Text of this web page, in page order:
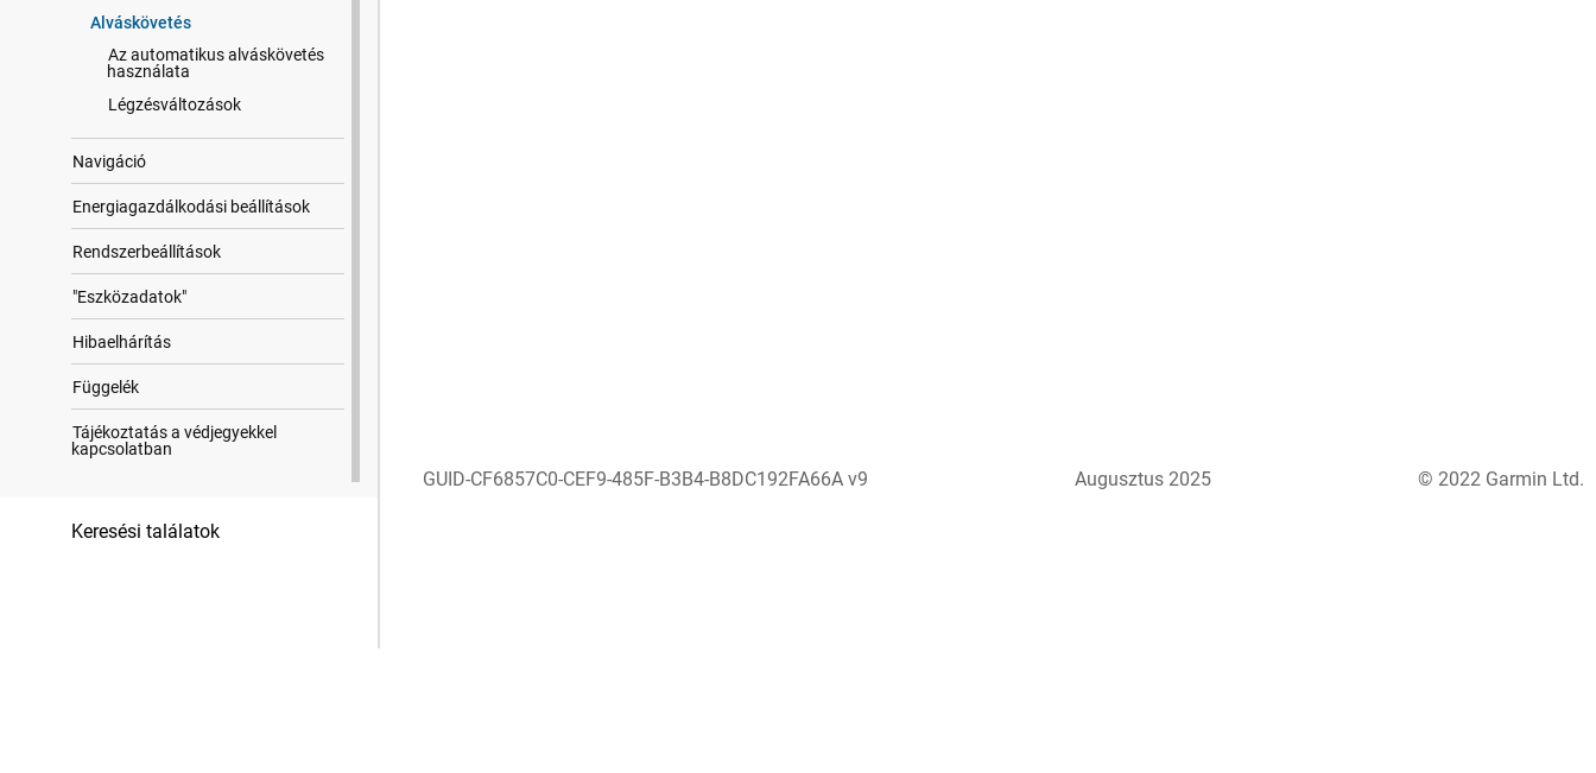
Alváskövetés
Az automatikus alváskövetés
használata
Légzésváltozások
Navigáció
Energiagazdálkodási beállítások
Rendszerbeállítások
"Eszközadatok"
Hibaelhárítás
Függelék
Tájékoztatás a védjegyekkel
kapcsolatban
Keresési találatok
GUID-CF6857C0-CEF9-485F-B3B4-B8DC192FA66A v9 Augusztus 2025 © 2022 Garmin Ltd.